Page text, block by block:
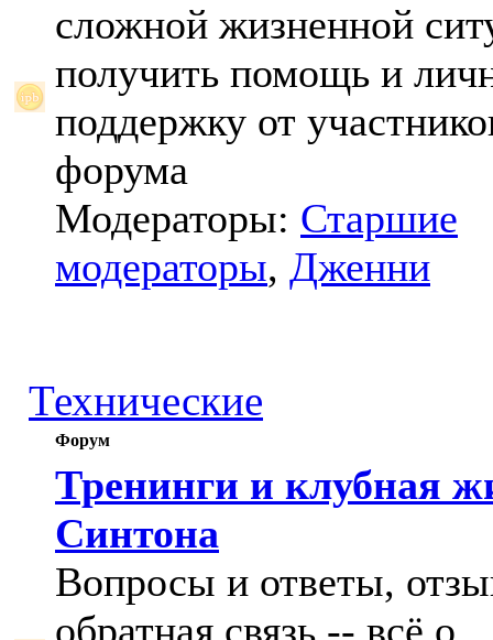
сложной жизненной
получить помощь и
поддержку от
форума
Модераторы: Старшие
модераторы, Дженни
Технические
Форум
Тренинги и клубная
Синтона
Вопросы и ответы,
обратная связь -- всё о